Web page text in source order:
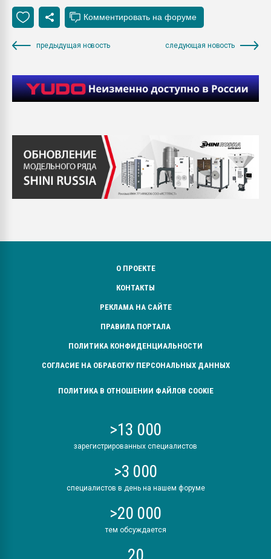
предыдущая новость следующая новость
О ПРОЕКТЕ
КОНТАКТЫ
РЕКЛАМА НА САЙТЕ
ПРАВИЛА ПОРТАЛА
ПОЛИТИКА КОНФИДЕНЦИАЛЬНОСТИ
СОГЛАСИЕ НА ОБРАБОТКУ ПЕРСОНАЛЬНЫХ ДАННЫХ
ПОЛИТИКА В ОТНОШЕНИИ ФАЙЛОВ COOKIE
>13 000
зарегистрированных специалистов
>3 000
специалистов в день на нашем форуме
>20 000
тем обсуждается
20